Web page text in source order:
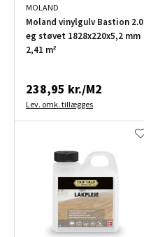
MOLAND
Moland vinylgulv Bastion 2.0
eg støvet 1828x220x5,2 mm
2,41 m²
238,95 kr./M2
Lev. omk. tillægges